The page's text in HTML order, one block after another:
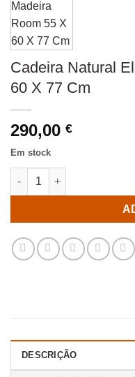
Cadeira Natural
60 X 77 Cm
290,00 €
Em stock
Quantidade de Cadeira
DESCRIÇÃO